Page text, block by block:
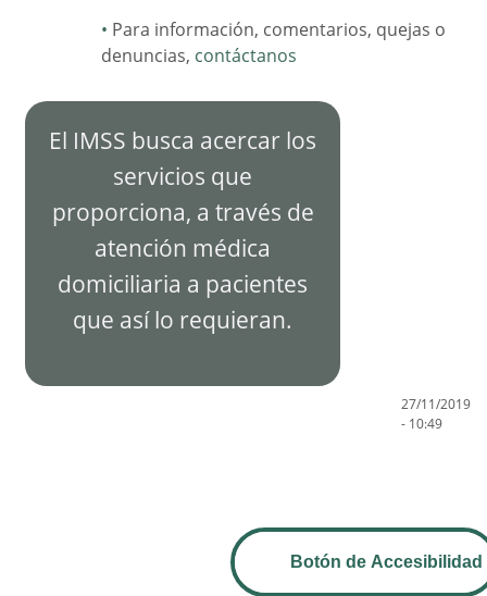
Para información, comentarios, quejas o
denuncias, contáctanos
El IMSS busca acercar los
servicios que
proporciona, a través de
atención médica
domiciliaria a pacientes
que así lo requieran.
27/11/2019
- 10:49
Botón de Accesibilidad